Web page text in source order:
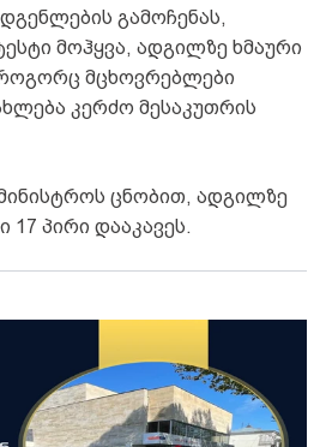
გამოჩენას,
მოჰყვა, ადგილზე ხმაური
მცხოვრებლები
კერძო მესაკუთრის
ცნობით, ადგილზე
17 პირი დააკავეს.